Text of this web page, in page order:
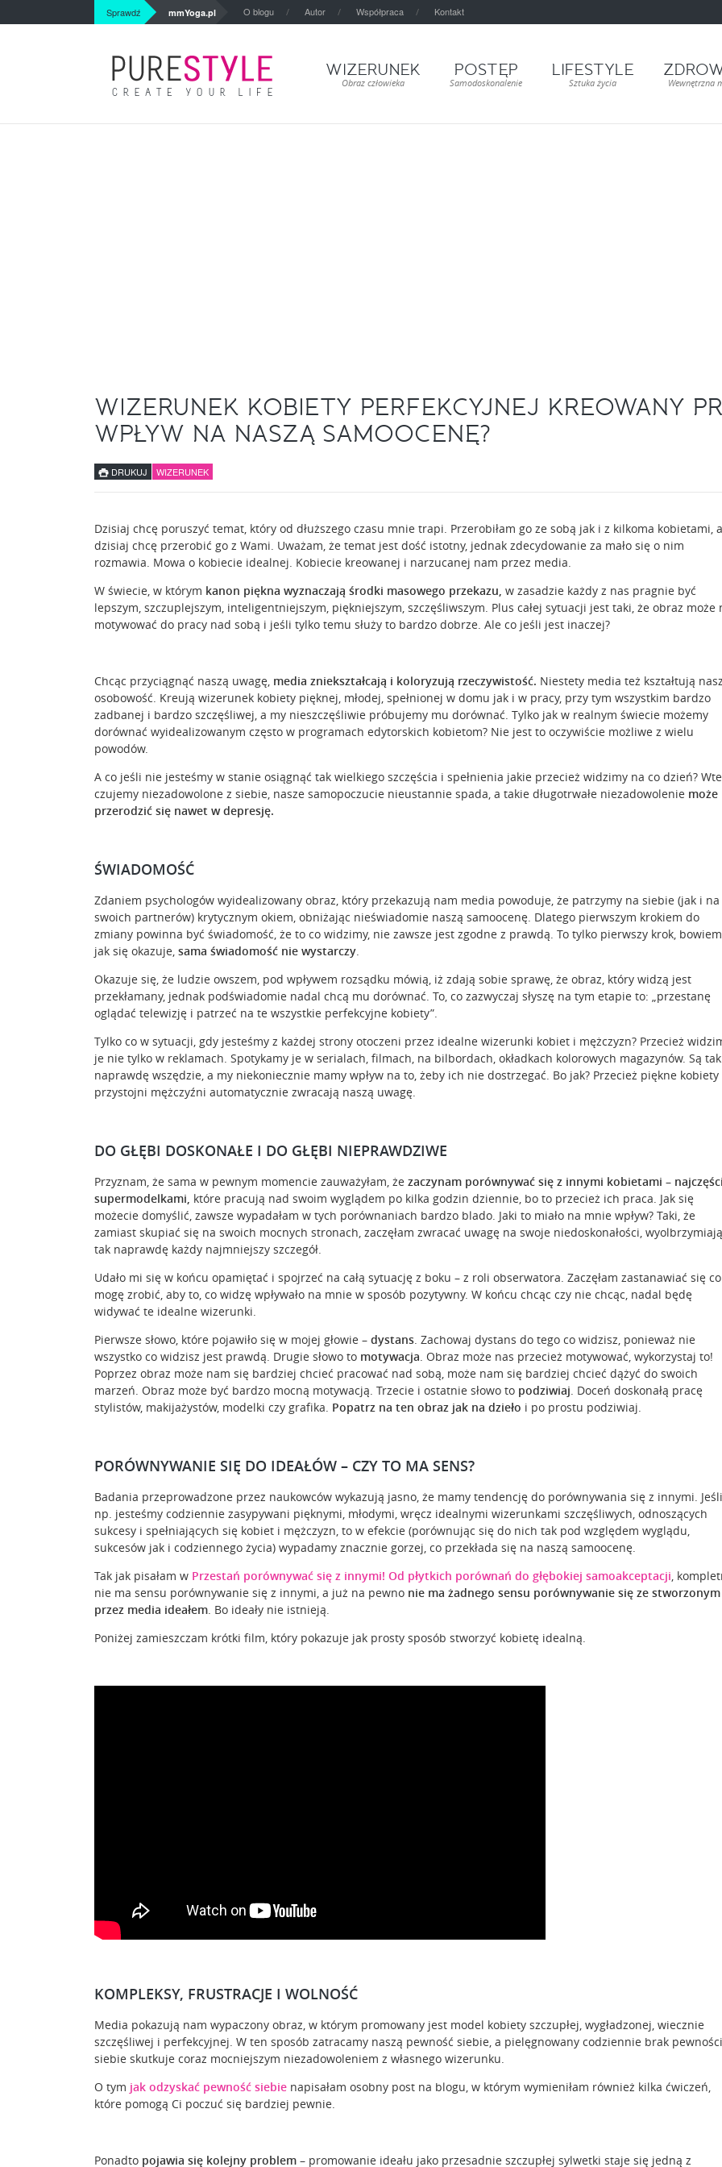
WIZERUNEK
Obraz człowieka
POSTĘP
Samodoskonalenie
LIFESTYLE
Sztuka życia Wewnętrzna
Sprawdź mmYoga.pl O blogu Autor Współpraca Kontakt
WIZERUNEK KOBIETY PERFEKCYJNEJ KREOWANY
WPŁYW NA NASZĄ SAMOOCENĘ?
DRUKUJ WIZERUNEK
Dzisiaj chcę poruszyć temat, który od dłuższego czasu mnie trapi. Przerobiłam go ze sobą jak i z kilkoma kobietami, a
dzisiaj chcę przerobić go z Wami. Uważam, że temat jest dość istotny, jednak zdecydowanie za mało się o nim
rozmawia. Mowa o kobiecie idealnej. Kobiecie kreowanej i narzucanej nam przez media.
W świecie, w którym kanon piękna wyznaczają środki masowego przekazu, w zasadzie każdy z nas pragnie być
lepszym, szczuplejszym, inteligentniejszym, piękniejszym, szczęśliwszym. Plus całej sytuacji jest taki, że obraz może
motywować do pracy nad sobą i jeśli tylko temu służy to bardzo dobrze. Ale co jeśli jest inaczej?
Chcąc przyciągnąć naszą uwagę, media zniekształcają i koloryzują rzeczywistość. Niestety media też kształtują
osobowość. Kreują wizerunek kobiety pięknej, młodej, spełnionej w domu jak i w pracy, przy tym wszystkim bardzo
zadbanej i bardzo szczęśliwej, a my nieszczęśliwie próbujemy mu dorównać. Tylko jak w realnym świecie możemy
dorównać wyidealizowanym często w programach edytorskich kobietom? Nie jest to oczywiście możliwe z wielu
powodów.
A co jeśli nie jesteśmy w stanie osiągnąć tak wielkiego szczęścia i spełnienia jakie przecież widzimy na co dzień?
czujemy niezadowolone z siebie, nasze samopoczucie nieustannie spada, a takie długotrwałe niezadowolenie może
przerodzić się nawet w depresję.
ŚWIADOMOŚĆ
Zdaniem psychologów wyidealizowany obraz, który przekazują nam media powoduje, że patrzymy na siebie (jak i na
swoich partnerów) krytycznym okiem, obniżając nieświadomie naszą samoocenę. Dlatego pierwszym krokiem do
zmiany powinna być świadomość, że to co widzimy, nie zawsze jest zgodne z prawdą. To tylko pierwszy krok, bowiem
jak się okazuje, sama świadomość nie wystarczy.
Okazuje się, że ludzie owszem, pod wpływem rozsądku mówią, iż zdają sobie sprawę, że obraz, który widzą jest
przekłamany, jednak podświadomie nadal chcą mu dorównać. To, co zazwyczaj słyszę na tym etapie to: „przestanę
oglądać telewizję i patrzeć na te wszystkie perfekcyjne kobiety”.
Tylko co w sytuacji, gdy jesteśmy z każdej strony otoczeni przez idealne wizerunki kobiet i mężczyzn? Przecież
je nie tylko w reklamach. Spotykamy je w serialach, filmach, na bilbordach, okładkach kolorowych magazynów. Są tak
naprawdę wszędzie, a my niekoniecznie mamy wpływ na to, żeby ich nie dostrzegać. Bo jak? Przecież piękne kobiety
przystojni mężczyźni automatycznie zwracają naszą uwagę.
DO GŁĘBI DOSKONAŁE I DO GŁĘBI NIEPRAWDZIWE
Przyznam, że sama w pewnym momencie zauważyłam, że zaczynam porównywać się z innymi kobietami –
supermodelkami, które pracują nad swoim wyglądem po kilka godzin dziennie, bo to przecież ich praca. Jak się
możecie domyślić, zawsze wypadałam w tych porównaniach bardzo blado. Jaki to miało na mnie wpływ? Taki, że
zamiast skupiać się na swoich mocnych stronach, zaczęłam zwracać uwagę na swoje niedoskonałości,
tak naprawdę każdy najmniejszy szczegół.
Udało mi się w końcu opamiętać i spojrzeć na całą sytuację z boku – z roli obserwatora. Zaczęłam zastanawiać się co
mogę zrobić, aby to, co widzę wpływało na mnie w sposób pozytywny. W końcu chcąc czy nie chcąc, nadal będę
widywać te idealne wizerunki.
Pierwsze słowo, które pojawiło się w mojej głowie – dystans. Zachowaj dystans do tego co widzisz, ponieważ nie
wszystko co widzisz jest prawdą. Drugie słowo to motywacja. Obraz może nas przecież motywować, wykorzystaj to!
Poprzez obraz może nam się bardziej chcieć pracować nad sobą, może nam się bardziej chcieć dążyć do swoich
marzeń. Obraz może być bardzo mocną motywacją. Trzecie i ostatnie słowo to podziwiaj. Doceń doskonałą pracę
stylistów, makijażystów, modelki czy grafika. Popatrz na ten obraz jak na dzieło i po prostu podziwiaj.
PORÓWNYWANIE SIĘ DO IDEAŁÓW – CZY TO MA SENS?
Badania przeprowadzone przez naukowców wykazują jasno, że mamy tendencję do porównywania się z innymi.
np. jesteśmy codziennie zasypywani pięknymi, młodymi, wręcz idealnymi wizerunkami szczęśliwych, odnoszących
sukcesy i spełniających się kobiet i mężczyzn, to w efekcie (porównując się do nich tak pod względem wyglądu,
sukcesów jak i codziennego życia) wypadamy znacznie gorzej, co przekłada się na naszą samoocenę.
Tak jak pisałam w Przestań porównywać się z innymi! Od płytkich porównań do głębokiej samoakceptacji,
nie ma sensu porównywanie się z innymi, a już na pewno nie ma żadnego sensu porównywanie się ze stworzonym
przez media ideałem. Bo ideały nie istnieją.
Poniżej zamieszczam krótki film, który pokazuje jak prosty sposób stworzyć kobietę idealną.
KOMPLEKSY, FRUSTRACJE I WOLNOŚĆ
Media pokazują nam wypaczony obraz, w którym promowany jest model kobiety szczupłej, wygładzonej, wiecznie
szczęśliwej i perfekcyjnej. W ten sposób zatracamy naszą pewność siebie, a pielęgnowany codziennie brak pewności
siebie skutkuje coraz mocniejszym niezadowoleniem z własnego wizerunku.
O tym jak odzyskać pewność siebie napisałam osobny post na blogu, w którym wymieniłam również kilka ćwiczeń,
które pomogą Ci poczuć się bardziej pewnie.
Ponadto pojawia się kolejny problem – promowanie ideału jako przesadnie szczupłej sylwetki staje się jedną z